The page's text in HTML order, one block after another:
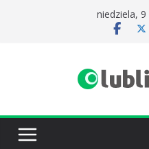
niedziela,